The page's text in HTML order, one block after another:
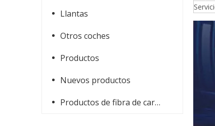
Llantas
Otros coches
Productos
Nuevos productos
Productos de fibra de carbono